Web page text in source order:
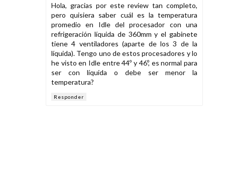
Hola, gracias por este review tan completo,
pero quisiera saber cuál es la temperatura
promedio en Idle del procesador con una
refrigeración líquida de 360mm y el gabinete
tiene 4 ventiladores (aparte de los 3 de la
líquida). Tengo uno de estos procesadores y lo
he visto en Idle entre 44º y 46º, es normal para
ser con líquida o debe ser menor la
temperatura?
Responder